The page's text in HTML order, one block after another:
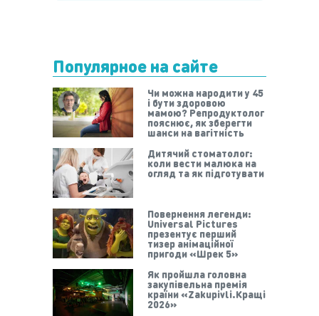
Популярное на сайте
Чи можна народити у 45
і бути здоровою
мамою? Репродуктолог
пояснює, як зберегти
шанси на вагітність
Дитячий стоматолог:
коли вести малюка на
огляд та як підготувати
Повернення легенди:
Universal Pictures
презентує перший
тизер анімаційної
пригоди «Шрек 5»
Як пройшла головна
закупівельна премія
країни «Zakupivli.Кращі
2026»